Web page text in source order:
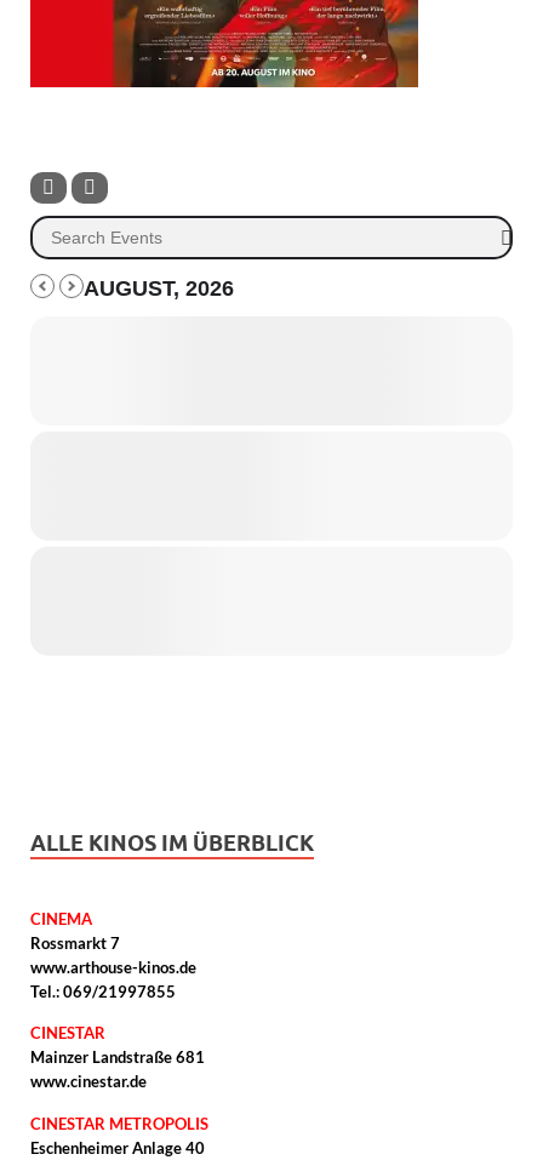
AUGUST, 2026
ALLE KINOS IM ÜBERBLICK
CINEMA
Rossmarkt 7
www.arthouse-kinos.de
Tel.: 069/21997855
CINESTAR
Mainzer Landstraße 681
www.cinestar.de
CINESTAR METROPOLIS
Eschenheimer Anlage 40